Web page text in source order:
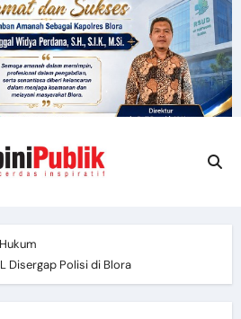
Disergap Polisi di Blora